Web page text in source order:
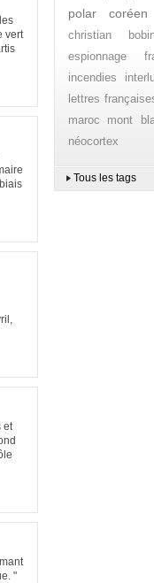
vert
et
"
polar coréen
christian
espionnage
incendies
lettres
maroc
mont
néocortex
Tous les tags